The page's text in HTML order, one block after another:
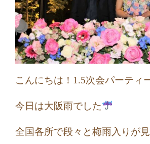
こんにちは！1.5次会パーティ
今日は大阪雨でした
全国各所で段々と梅雨入りが